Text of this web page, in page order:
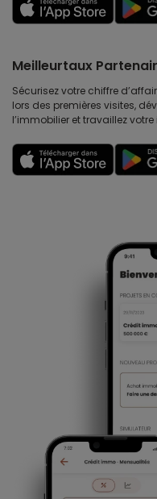
Meilleurtaux
Sécurisez votre chiffre
lors des premières visites,
l’immobilier et travaillez